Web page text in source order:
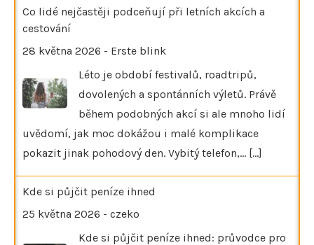
Co lidé nejčastěji podceňují při letních akcích a
cestování
28 května 2026 - Erste blink
Léto je období festivalů, roadtripů,
dovolených a spontánních výletů. Právě
během podobných akcí si ale mnoho lidí
uvědomí, jak moc dokážou i malé komplikace
pokazit jinak pohodový den. Vybitý telefon,… [...]
Kde si půjčit peníze ihned
25 května 2026 - czeko
Kde si půjčit peníze ihned: průvodce pro